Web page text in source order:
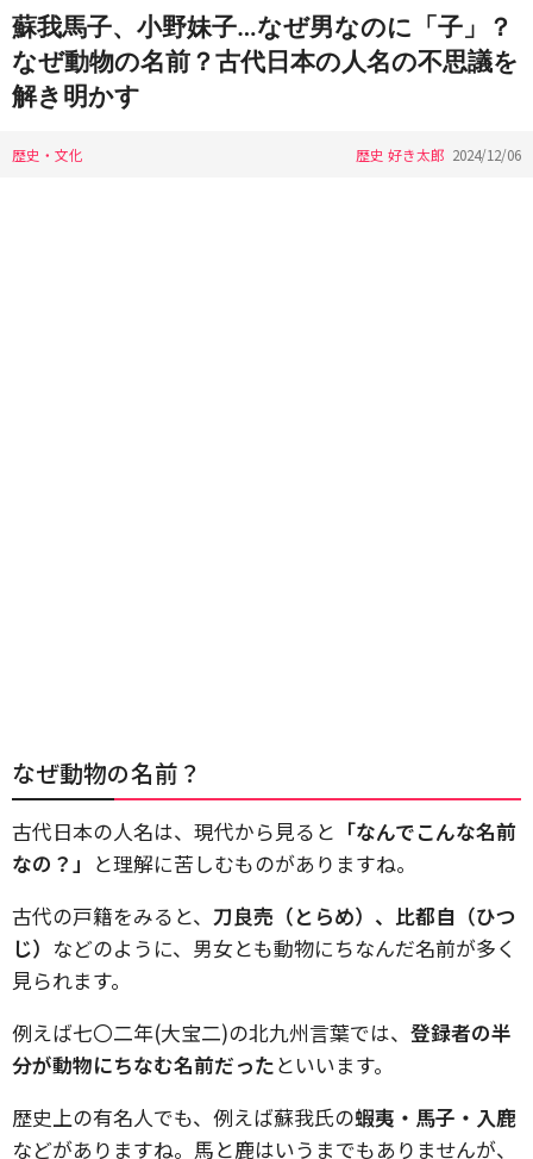
蘇我馬子、小野妹子…なぜ男なのに「子」？
なぜ動物の名前？古代日本の人名の不思議を
解き明かす
歴史・文化 歴史 好き太郎 2024/12/06
なぜ動物の名前？
古代日本の人名は、現代から見ると 「なんでこんな名前
なの？」 と理解に苦しむものがありますね。
古代の戸籍をみると、 刀良売（とらめ）、比都自（ひつ
じ） などのように、男女とも動物にちなんだ名前が多く
見られます。
例えば七〇二年(大宝二)の北九州言葉では、 登録者の半
分が動物にちなむ名前だったといいます。
歴史上の有名人でも、例えば蘇我氏の蝦夷・馬子・入鹿
などがありますね。馬と鹿はいうまでもありませんが、